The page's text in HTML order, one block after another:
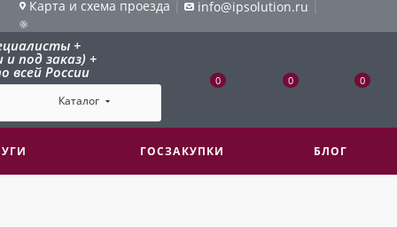
Карта и схема проезда | info@ipsolution.ru |
+
под заказ) +
всей России
Каталог
0 0 0
ГОСЗАКУПКИ БЛОГ